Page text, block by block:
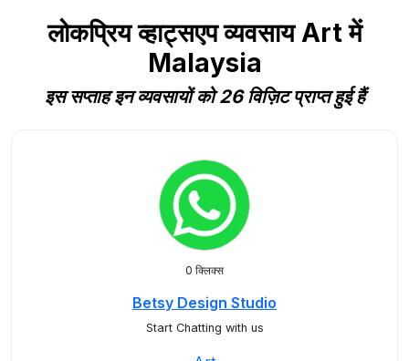
लोकप्रिय व्हाट्सएप व्यवसाय Art में
Malaysia
इस सप्ताह इन व्यवसायों को 26 विज़िट प्राप्त हुई हैं
0 क्लिक्स
Betsy Design Studio
Start Chatting with us